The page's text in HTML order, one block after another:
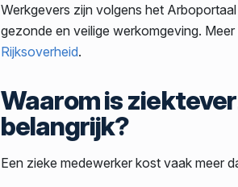
Werkgevers zijn volgens het
gezonde en veilige werkomgeving.
Rijksoverheid.
Waarom is
belangrijk?
Een zieke medewerker kost vaak meer